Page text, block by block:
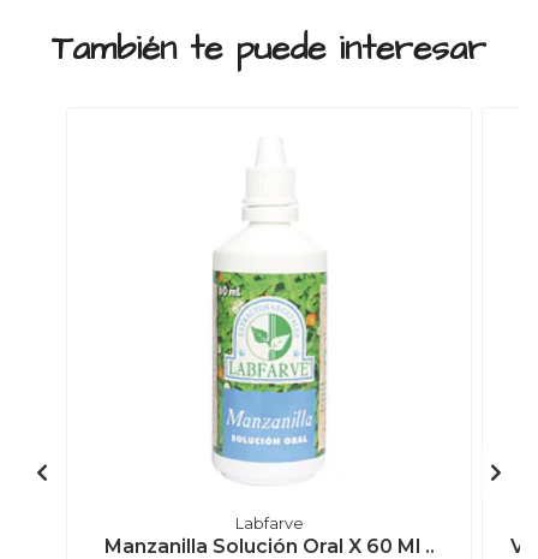
También te puede interesar
Labfarve
Manzanilla Solución Oral X 60 Ml ..